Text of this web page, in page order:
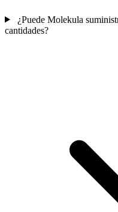
¿Puede Molekula
cantidades?